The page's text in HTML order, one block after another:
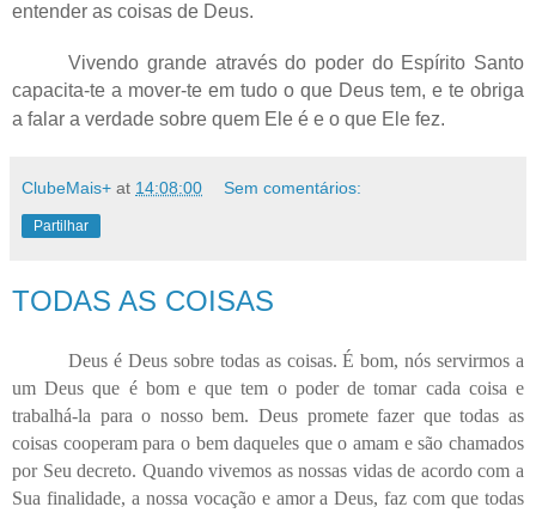
entender as coisas de Deus.
Vivendo grande através do poder do Espírito Santo
capacita-te a mover-te em tudo o que Deus tem, e te obriga
a falar a verdade sobre quem Ele é e o que Ele fez.
ClubeMais+ at 14:08:00 Sem comentários:
Partilhar
TODAS AS COISAS
Deus é Deus sobre todas as coisas. É bom, nós servirmos a
um Deus que é bom e que tem o poder de tomar cada coisa e
trabalhá-la para o nosso bem. Deus promete fazer que todas as
coisas cooperam para o bem daqueles que o amam e são chamados
por Seu decreto. Quando vivemos as nossas vidas de acordo com a
Sua finalidade, a nossa vocação e amor a Deus, faz com que todas